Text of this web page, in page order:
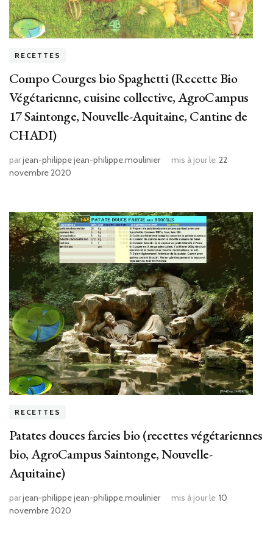
RECETTES
Compo Courges bio Spaghetti (Recette Bio
Végétarienne, cuisine collective, AgroCampus
17 Saintonge, Nouvelle-Aquitaine, Cantine de
CHADI)
parjean-philippe jean-philippe.moulinier mis à jour le 22
novembre 2020
RECETTES
Patates douces farcies bio (recettes végétariennes
bio, AgroCampus Saintonge, Nouvelle-
Aquitaine)
parjean-philippe jean-philippe.moulinier mis à jour le 10
novembre 2020